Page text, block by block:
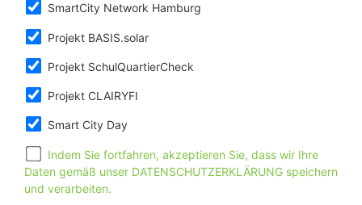
SmartCity Network Hamburg
Projekt BASIS.solar
Projekt SchulQuartierCheck
Projekt CLAIRYFI
Smart City Day
Indem Sie fortfahren, akzeptieren Sie, dass wir Ihre
Daten gemäß unser DATENSCHUTZERKLÄRUNG speichern
und verarbeiten.